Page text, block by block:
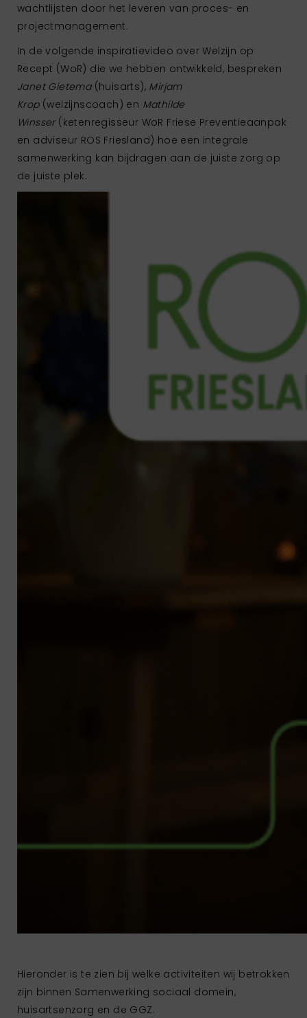
wachtlijsten door het leveren van proces- en
projectmanagement.
In de volgende inspiratievideo over Welzijn op
Recept (WoR) die we hebben ontwikkeld, bespreken
Janet Gietema(huisarts), Mirjam
Krop(welzijnscoach) en Mathilde
Winsser(ketenregisseur WoR Friese Preventieaanpak
en adviseur ROS Friesland) hoe een integrale
samenwerking kan bijdragen aan de juiste zorg op
de juiste plek.
Hieronder is te zien bij welke activiteiten wij betrokken
zijn binnen Samenwerking sociaal domein,
huisartsenzorg en de GGZ.